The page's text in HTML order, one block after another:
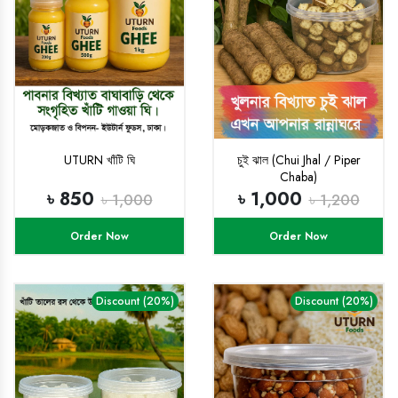
UTURN খাঁটি ঘি
৳ 850 ৳ 1,000
Order Now
চুই ঝাল (Chui Jhal / Piper
Chaba)
৳ 1,000 ৳ 1,200
Order Now
Discount (20%) Discount (20%)